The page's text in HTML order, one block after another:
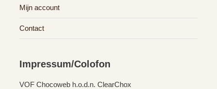
Mijn account
Contact
Impressum/Colofon
VOF Chocoweb h.o.d.n. ClearChox